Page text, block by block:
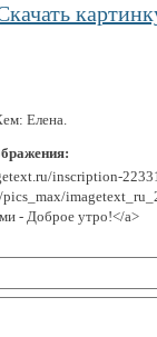
Елена.
inscription-
- Доброе утро!</a>